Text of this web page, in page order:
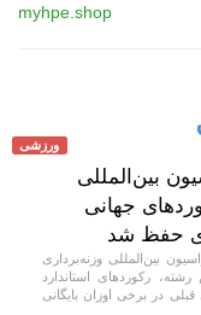
myhpe.shop
ورزشی
بین‌المللی
جهانی
حفظ شد
بین‌المللی وزنه‌برداری
رکورد‌های استاندارد
در برخی اوزان بایگانی